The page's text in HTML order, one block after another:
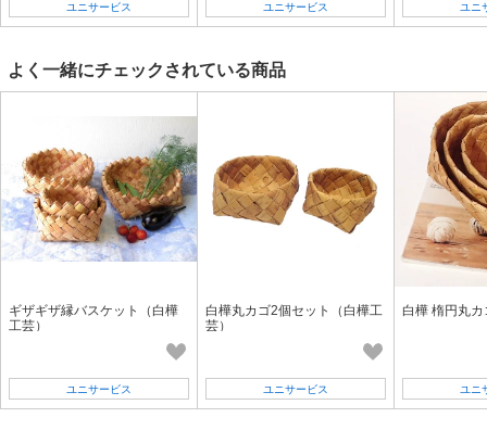
ユニサービス ユニサービス ユニ
よく一緒にチェックされている商品
ギザギザ縁バスケット（白樺
工芸）
ユニサービス
白樺丸カゴ2個セット（白樺工
芸）
ユニサービス
白樺 楕円丸
ユニ